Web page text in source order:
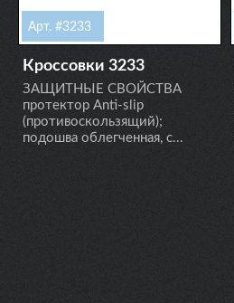
Арт. #3233
Кроссовки 3233
ЗАЩИТНЫЕ СВОЙСТВА
протектор Anti-slip
(противоскользящий);
подошва облегченная, с...